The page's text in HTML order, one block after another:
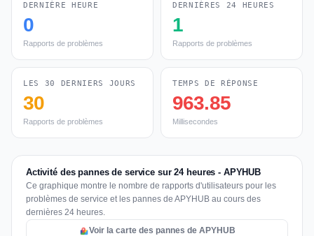
DERNIÈRE HEURE
0
Rapports de problèmes
DERNIÈRES 24 HEURES
1
Rapports de problèmes
LES 30 DERNIERS JOURS
30
Rapports de problèmes
TEMPS DE RÉPONSE
963.85
Millisecondes
Activité des pannes de service sur 24 heures - APYHUB
Ce graphique montre le nombre de rapports d'utilisateurs pour les
problèmes de service et les pannes de APYHUB au cours des
dernières 24 heures.
Voir la carte des pannes de APYHUB